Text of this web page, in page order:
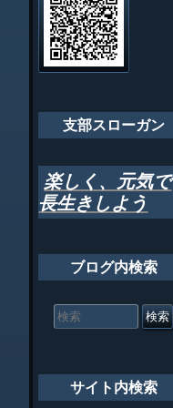
ビ
ゲ
ー
ョ
ン
支部スローガン
楽しく、元気で
長生きしよう
ブログ内検索
索
サイト内検索